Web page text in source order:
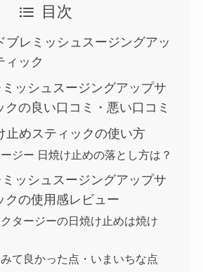
目次
ブレミッシュスージングアッ
ィック
ッシュスージングアップサ
クの良い口コミ・悪い口コミ
止めスティックの使い方
ージー 日焼け止めの落とし方は？
ッシュスージングアップサ
クの使用感レビュー
タージーの日焼け止めは焼け
て良かった点・いまいちな点